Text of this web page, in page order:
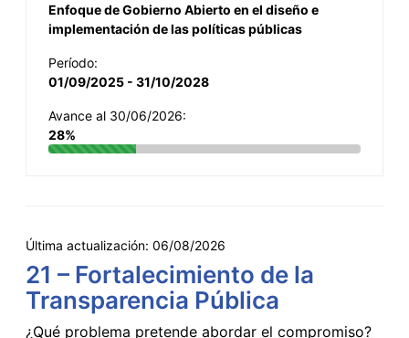
Enfoque de Gobierno Abierto en el diseño e
implementación de las políticas públicas
Período:
01/09/2025 - 31/10/2028
Avance al 30/06/2026:
28%
Última actualización: 06/08/2026
21 – Fortalecimiento de la
Transparencia Pública
¿Qué problema pretende abordar el compromiso?